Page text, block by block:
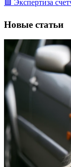
🟩 Экспертиза
Новые статьи